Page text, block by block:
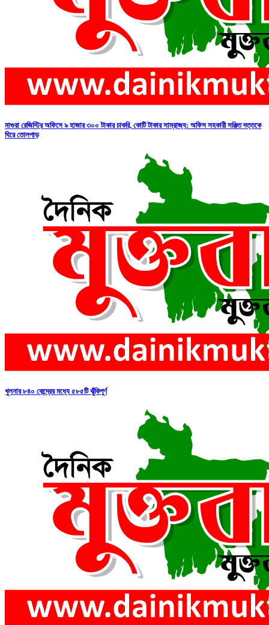
মাগুরা রেজিস্ট্রি অফিসে ৯ হাজার ৩০০ টাকার চাকরি, কোটি টাকার সাম্রাজ্য: অফিস সহকারী সঞ্জিত দত্তকে
ঘিরে তোলপাড়
খুলনার ৮৪০ কেন্দ্রের মধ্যে ৫৮৫টি ঝুঁকিপূর্ণ